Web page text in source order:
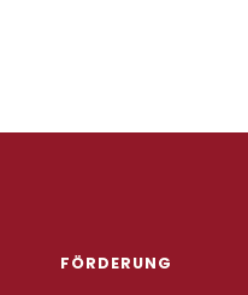
FÖRDERUNG